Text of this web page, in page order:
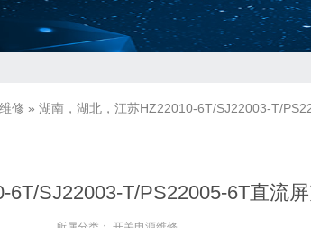
修 » 湖南，湖北，江苏HZ22010-6T/SJ22003-T/
6T/SJ22003-T/PS22005-6T直流